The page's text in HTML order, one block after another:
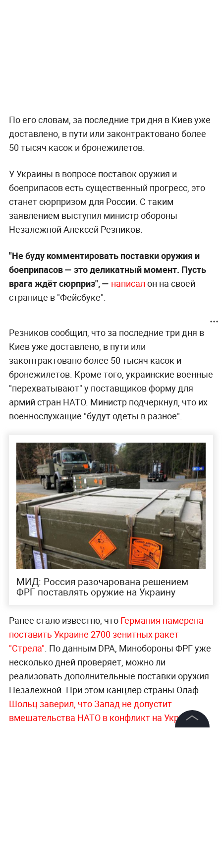
По его словам, за последние три дня в Киев уже
доставлено, в пути или законтрактовано более
50 тысяч касок и бронежилетов.
У Украины в вопросе поставок оружия и
боеприпасов есть существенный прогресс, это
станет сюрпризом для России. С таким
заявлением выступил министр обороны
Незалежной Алексей Резников.
"Не буду комментировать поставки оружия и
боеприпасов — это деликатный момент. Пусть
врага ждёт сюрприз", — написал он на своей
странице в "Фейсбуке".
Резников сообщил, что за последние три дня в
Киев уже доставлено, в пути или
законтрактовано более 50 тысяч касок и
бронежилетов. Кроме того, украинские военные
"перехватывают" у поставщиков форму для
армий стран НАТО. Министр подчеркнул, что их
военнослужащие "будут одеты в разное".
МИД: Россия разочарована решением
ФРГ поставлять оружие на Украину
Ранее стало известно, что Германия намерена
поставить Украине 2700 зенитных ракет
"Стрела". По данным DPA, Минобороны ФРГ уже
несколько дней проверяет, можно ли
реализовать дополнительные поставки оружия
Незалежной. При этом канцлер страны Олаф
Шольц заверил, что Запад не допустит
вмешательства НАТО в конфликт на Украине.